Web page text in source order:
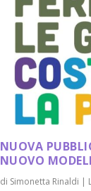
NUOVA
NUOVO
di Simonetta Rinaldi |